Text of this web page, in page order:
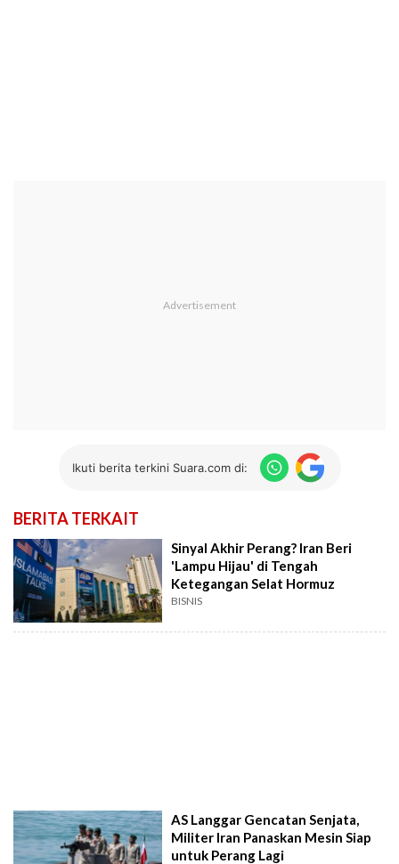
Ikuti berita terkini Suara.com di:
BERITA TERKAIT
Sinyal Akhir Perang? Iran Beri
'Lampu Hijau' di Tengah
Ketegangan Selat Hormuz
BISNIS
AS Langgar Gencatan Senjata,
Militer Iran Panaskan Mesin Siap
untuk Perang Lagi